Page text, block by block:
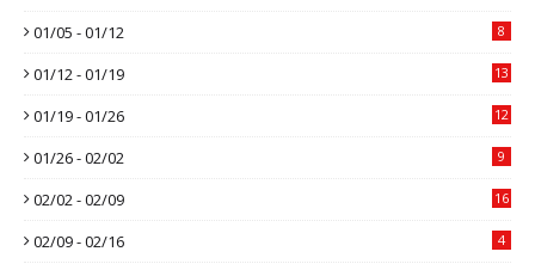
01/05 - 01/12 8
01/12 - 01/19 13
01/19 - 01/26 12
01/26 - 02/02 9
02/02 - 02/09 16
02/09 - 02/16 4